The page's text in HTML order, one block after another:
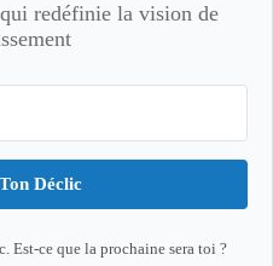
redéfinie la vision de
Déclic
Est-ce que la prochaine sera toi ?